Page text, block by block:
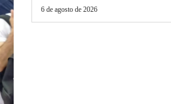
6 de agosto de 2026